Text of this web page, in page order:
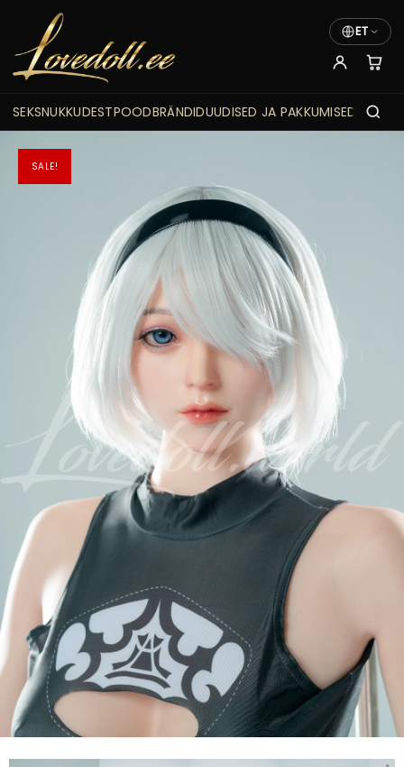
ET
SEKSNUKKUDESTPOODBRÄNDIDUUDISED JA PAKKUMISED
SALE!